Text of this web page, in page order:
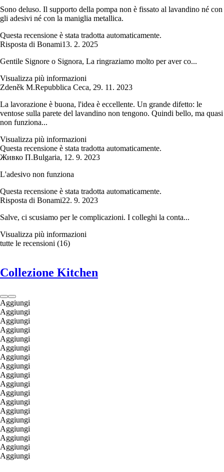
Sono deluso. Il supporto della pompa non è fissato al lavandino né con
gli adesivi né con la maniglia metallica.
Questa recensione è stata tradotta automaticamente.
Risposta di Bonami13. 2. 2025
Gentile Signore o Signora, La ringraziamo molto per aver co...
Visualizza più informazioni
Zdeněk M.Repubblica Ceca, 29. 11. 2023
La lavorazione è buona, l'idea è eccellente. Un grande difetto: le
ventose sulla parete del lavandino non tengono. Quindi bello, ma quasi
non funziona...
Visualizza più informazioni
Questa recensione è stata tradotta automaticamente.
Живко П.Bulgaria, 12. 9. 2023
L'adesivo non funziona
Questa recensione è stata tradotta automaticamente.
Risposta di Bonami22. 9. 2023
Salve, ci scusiamo per le complicazioni. I colleghi la conta...
Visualizza più informazioni
tutte le recensioni (16)
Collezione Kitchen
Aggiungi
Aggiungi
Aggiungi
Aggiungi
Aggiungi
Aggiungi
Aggiungi
Aggiungi
Aggiungi
Aggiungi
Aggiungi
Aggiungi
Aggiungi
Aggiungi
Aggiungi
Aggiungi
Aggiungi
Aggiungi